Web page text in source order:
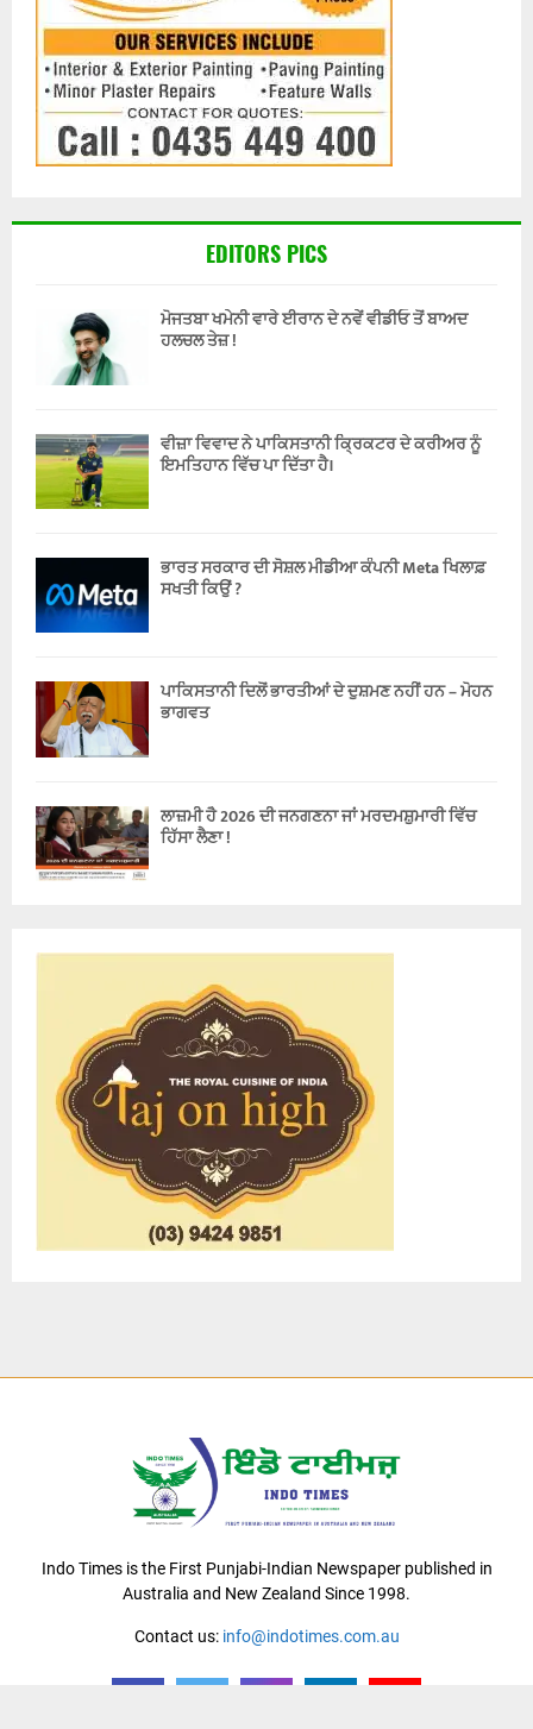
EDITORS PICS
ਮੋਜਤਬਾ ਖਮੇਨੀ ਵਾਰੇ ਈਰਾਨ ਦੇ ਨਵੇਂ ਵੀਡੀਓ ਤੋਂ ਬਾਅਦ
ਹਲਚਲ ਤੇਜ਼ !
ਵੀਜ਼ਾ ਵਿਵਾਦ ਨੇ ਪਾਕਿਸਤਾਨੀ ਕ੍ਰਿਕਟਰ ਦੇ ਕਰੀਅਰ ਨੂੰ
ਇਮਤਿਹਾਨ ਵਿੱਚ ਪਾ ਦਿੱਤਾ ਹੈ।
ਭਾਰਤ ਸਰਕਾਰ ਦੀ ਸੋਸ਼ਲ ਮੀਡੀਆ ਕੰਪਨੀ Meta ਖਿਲਾਫ਼
ਸਖਤੀ ਕਿਉਂ ?
ਪਾਕਿਸਤਾਨੀ ਦਿਲੋਂ ਭਾਰਤੀਆਂ ਦੇ ਦੁਸ਼ਮਣ ਨਹੀਂ ਹਨ – ਮੋਹਨ
ਭਾਗਵਤ
ਲਾਜ਼ਮੀ ਹੈ 2026 ਦੀ ਜਨਗਣਨਾ ਜਾਂ ਮਰਦਮਸ਼ੁਮਾਰੀ ਵਿੱਚ
ਹਿੱਸਾ ਲੈਣਾ !
Indo Times is the First Punjabi-Indian Newspaper published in
Australia and New Zealand Since 1998.
Contact us: info@indotimes.com.au